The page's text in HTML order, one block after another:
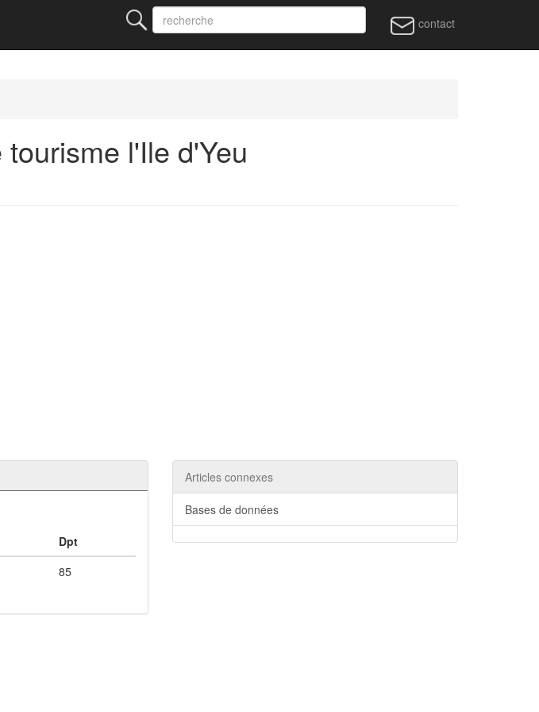
contact
l'Ile d'Yeu
Dpt
85
Articles connexes
Bases de données